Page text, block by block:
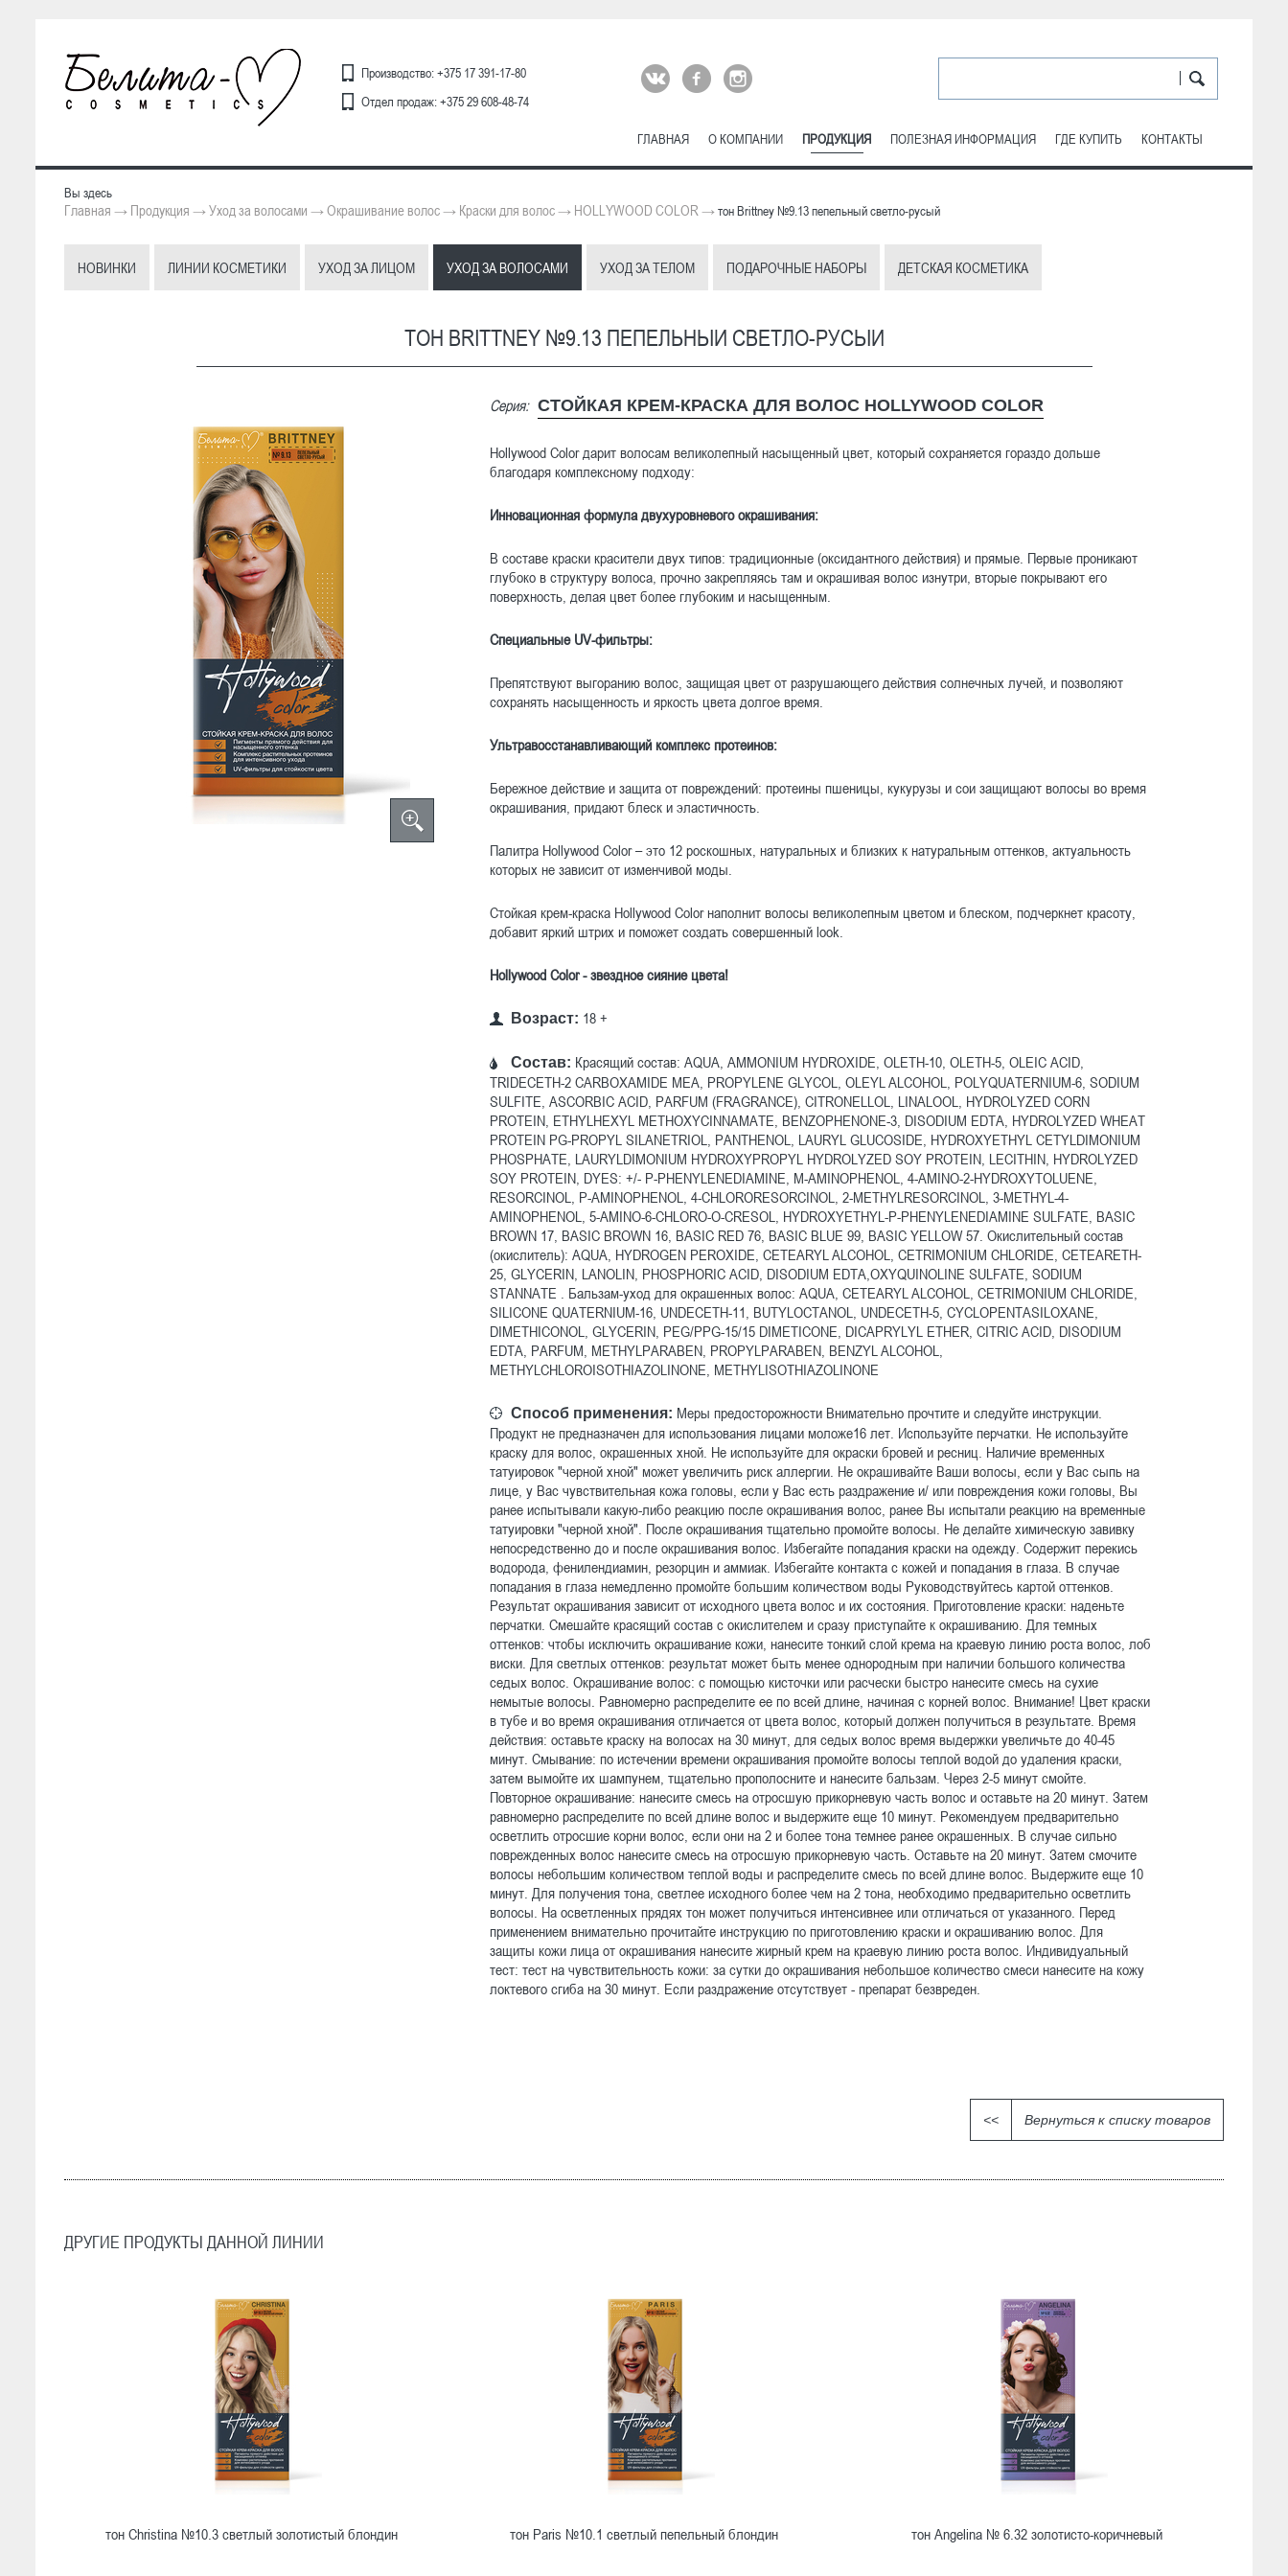
Производство: +375 17 391-17-80
Отдел продаж: +375 29 608-48-74
ГЛАВНАЯ О КОМПАНИИ ПРОДУКЦИЯ ПОЛЕЗНАЯ ИНФОРМАЦИЯ ГДЕ КУПИТЬ КОНТАКТЫ
Вы здесь
Главная → Продукция →Уход за волосами →Окрашивание волос→ Краски для волос→ HOLLYWOOD COLOR→тон Brittney №9.13 пепельный светло-русый
НОВИНКИ ЛИНИИ КОСМЕТИКИ УХОД ЗА ЛИЦОМ УХОД ЗА ВОЛОСАМИ УХОД ЗА ТЕЛОМ ПОДАРОЧНЫЕ НАБОРЫ ДЕТСКАЯ КОСМЕТИКА
ТОН BRITTNEY №9.13 ПЕПЕЛЬНЫЙ СВЕТЛО-РУСЫЙ
Серия: СТОЙКАЯ КРЕМ-КРАСКА ДЛЯ ВОЛОС HOLLYWOOD COLOR
Hollywood Color дарит волосам великолепный насыщенный цвет, который сохраняется гораздо дольше
благодаря комплексному подходу:
Инновационная формула двухуровневого окрашивания:
В составе краски красители двух типов: традиционные (оксидантного действия) и прямые. Первые проникают
глубоко в структуру волоса, прочно закрепляясь там и окрашивая волос изнутри, вторые покрывают его
поверхность, делая цвет более глубоким и насыщенным.
Специальные UV-фильтры:
Препятствуют выгоранию волос, защищая цвет от разрушающего действия солнечных лучей, и позволяют
сохранять насыщенность и яркость цвета долгое время.
Ультравосстанавливающий комплекс протеинов:
Бережное действие и защита от повреждений: протеины пшеницы, кукурузы и сои защищают волосы во время
окрашивания, придают блеск и эластичность.
Палитра Hollywood Color – это 12 роскошных, натуральных и близких к натуральным оттенков, актуальность
которых не зависит от изменчивой моды.
Стойкая крем-краска Hollywood Color наполнит волосы великолепным цветом и блеском, подчеркнет красоту,
добавит яркий штрих и поможет создать совершенный look.
Hollywood Color - звездное сияние цвета!
Возраст: 18 +
Состав: Красящий состав: AQUA, AMMONIUM HYDROXIDE, OLETH-10, OLETH-5, OLEIC ACID,
TRIDECETH-2 CARBOXAMIDE MEA, PROPYLENE GLYCOL, OLEYL ALCOHOL, POLYQUATERNIUM-6, SODIUM
SULFITE, ASCORBIC ACID, PARFUM (FRAGRANCE), CITRONELLOL, LINALOOL, HYDROLYZED CORN
PROTEIN, ETHYLHEXYL METHOXYCINNAMATE, BENZOPHENONE-3, DISODIUM EDTA, HYDROLYZED WHEAT
PROTEIN PG-PROPYL SILANETRIOL, PANTHENOL, LAURYL GLUCOSIDE, HYDROXYETHYL CETYLDIMONIUM
PHOSPHATE, LAURYLDIMONIUM HYDROXYPROPYL HYDROLYZED SOY PROTEIN, LECITHIN, HYDROLYZED
SOY PROTEIN, DYES: +/- P-PHENYLENEDIAMINE, M-AMINOPHENOL, 4-AMINO-2-HYDROXYTOLUENE,
RESORCINOL, P-AMINOPHENOL, 4-CHLORORESORCINOL, 2-METHYLRESORCINOL, 3-METHYL-4-
AMINOPHENOL, 5-AMINO-6-CHLORO-O-CRESOL, HYDROXYETHYL-P-PHENYLENEDIAMINE SULFATE, BASIC
BROWN 17, BASIC BROWN 16, BASIC RED 76, BASIC BLUE 99, BASIC YELLOW 57. Окислительный состав
(окислитель): AQUA, HYDROGEN PEROXIDE, CETEARYL ALCOHOL, CETRIMONIUM CHLORIDE, CETEARETH-
25, GLYCERIN, LANOLIN, PHOSPHORIC ACID, DISODIUM EDTA,OXYQUINOLINE SULFATE, SODIUM
STANNATE . Бальзам-уход для окрашенных волос: AQUA, CETEARYL ALCOHOL, CETRIMONIUM CHLORIDE,
SILICONE QUATERNIUM-16, UNDECETH-11, BUTYLOCTANOL, UNDECETH-5, CYCLOPENTASILOXANE,
DIMETHICONOL, GLYCERIN, PEG/PPG-15/15 DIMETICONE, DICAPRYLYL ETHER, CITRIC ACID, DISODIUM
EDTA, PARFUM, METHYLPARABEN, PROPYLPARABEN, BENZYL ALCOHOL,
METHYLCHLOROISOTHIAZOLINONE, METHYLISOTHIAZOLINONE
Способ применения: Меры предосторожности Внимательно прочтите и следуйте инструкции.
Продукт не предназначен для использования лицами моложе16 лет. Используйте перчатки. Не используйте
краску для волос, окрашенных хной. Не используйте для окраски бровей и ресниц. Наличие временных
татуировок "черной хной" может увеличить риск аллергии. Не окрашивайте Ваши волосы, если у Вас сыпь на
лице, у Вас чувствительная кожа головы, если у Вас есть раздражение и/ или повреждения кожи головы, Вы
ранее испытывали какую-либо реакцию после окрашивания волос, ранее Вы испытали реакцию на временные
татуировки "черной хной". После окрашивания тщательно промойте волосы. Не делайте химическую завивку
непосредственно до и после окрашивания волос. Избегайте попадания краски на одежду. Содержит перекись
водорода, фенилендиамин, резорцин и аммиак. Избегайте контакта с кожей и попадания в глаза. В случае
попадания в глаза немедленно промойте большим количеством воды Руководствуйтесь картой оттенков.
Результат окрашивания зависит от исходного цвета волос и их состояния. Приготовление краски: наденьте
перчатки. Смешайте красящий состав с окислителем и сразу приступайте к окрашиванию. Для темных
оттенков: чтобы исключить окрашивание кожи, нанесите тонкий слой крема на краевую линию роста волос, лоб
виски. Для светлых оттенков: результат может быть менее однородным при наличии большого количества
седых волос. Окрашивание волос: с помощью кисточки или расчески быстро нанесите смесь на сухие
немытые волосы. Равномерно распределите ее по всей длине, начиная с корней волос. Внимание! Цвет краски
в тубе и во время окрашивания отличается от цвета волос, который должен получиться в результате. Время
действия: оставьте краску на волосах на 30 минут, для седых волос время выдержки увеличьте до 40-45
минут. Смывание: по истечении времени окрашивания промойте волосы теплой водой до удаления краски,
затем вымойте их шампунем, тщательно прополосните и нанесите бальзам. Через 2-5 минут смойте.
Повторное окрашивание: нанесите смесь на отросшую прикорневую часть волос и оставьте на 20 минут. Затем
равномерно распределите по всей длине волос и выдержите еще 10 минут. Рекомендуем предварительно
осветлить отросшие корни волос, если они на 2 и более тона темнее ранее окрашенных. В случае сильно
поврежденных волос нанесите смесь на отросшую прикорневую часть. Оставьте на 20 минут. Затем смочите
волосы небольшим количеством теплой воды и распределите смесь по всей длине волос. Выдержите еще 10
минут. Для получения тона, светлее исходного более чем на 2 тона, необходимо предварительно осветлить
волосы. На осветленных прядях тон может получиться интенсивнее или отличаться от указанного. Перед
применением внимательно прочитайте инструкцию по приготовлению краски и окрашиванию волос. Для
защиты кожи лица от окрашивания нанесите жирный крем на краевую линию роста волос. Индивидуальный
тест: тест на чувствительность кожи: за сутки до окрашивания небольшое количество смеси нанесите на кожу
локтевого сгиба на 30 минут. Если раздражение отсутствует - препарат безвреден.
<< Вернуться к списку товаров
ДРУГИЕ ПРОДУКТЫ ДАННОЙ ЛИНИИ
тон Christina №10.3 светлый золотистый блондин тон Paris №10.1 светлый пепельный блондин тон Angelina № 6.32 золотисто-коричневый